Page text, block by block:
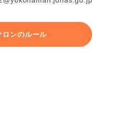
ロンのルール